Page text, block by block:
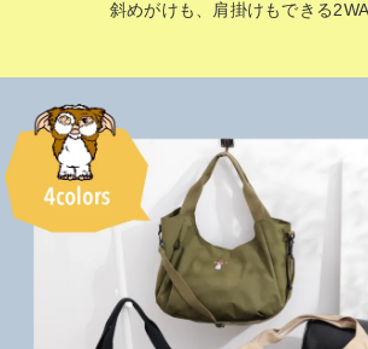
斜めがけも、肩掛けもできる